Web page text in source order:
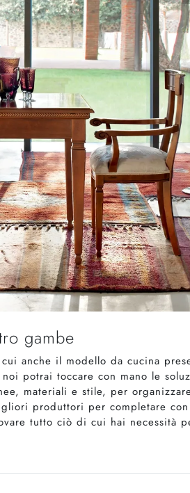
gambe
anche il modello da cucina
potrai toccare con mano le
materiali e stile, per
produttori per completare
tutto ciò di cui hai necessità